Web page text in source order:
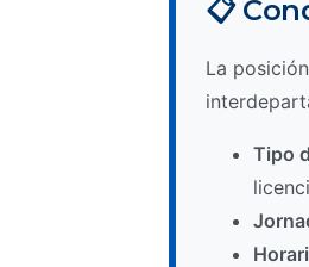
📋
La
Tipo